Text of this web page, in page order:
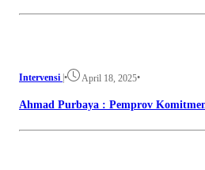
Intervensi • April 18, 2025•
Ahmad Purbaya : Pemprov